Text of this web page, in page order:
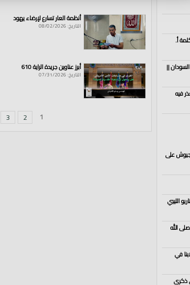
كفرتخاريم|تحت|عنوان
أ.
السودان ||
فيه
على
الليبي
الله
في
ذكرى
أنظمة العار تسارع لإرضاء يهود
التاريخ: 08/02/2026
أبرز عناوين جريدة الراية 610
التاريخ: 07/31/2026
1
2
3